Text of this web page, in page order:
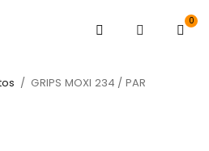
0
/ GRIPS MOXI 234 / PAR